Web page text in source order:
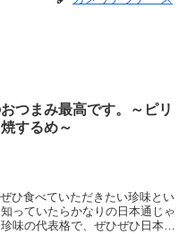
おつまみ最高です。～ピリ
するめ～
ひ食べていただきたい珍味とい
っていたらかなりの日本通じゃ
味の代表格で、ぜひぜひ日本酒